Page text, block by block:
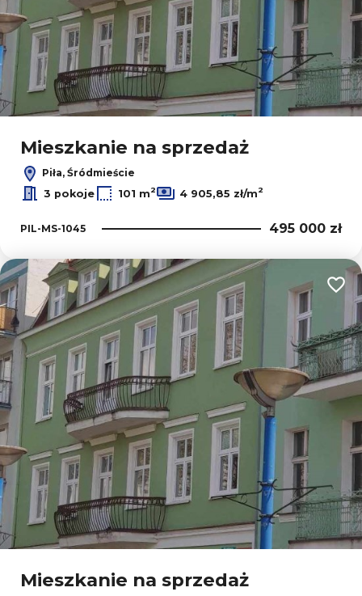
Mieszkanie na sprzedaż
Piła, Śródmieście
3 pokoje
101 m2 4 905,85 zł/m2
PIL-MS-1045 495 000 zł
Mieszkanie na sprzedaż